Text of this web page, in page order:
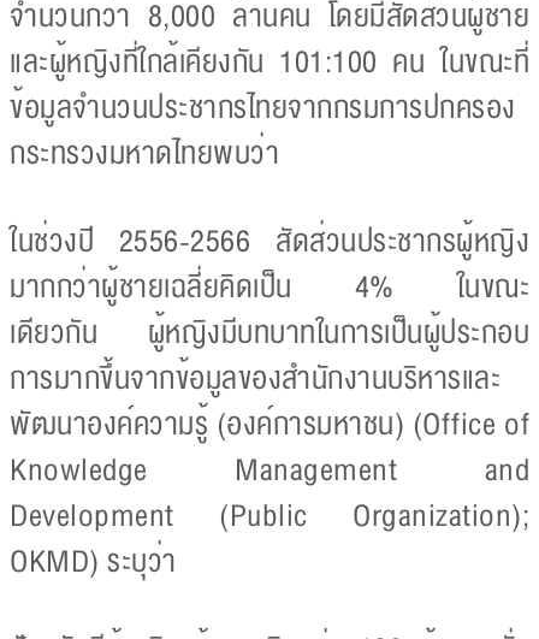
จำนวนกว่า 8,000 ล้านคน โดยมีสัดส่วนผู้ชาย
และผู้หญิงที่ใกล้เคียงกัน 101:100 คน ในขณะที่
ข้อมูลจำนวนประชากรไทยจากกรมการปกครอง
กระทรวงมหาดไทยพบว่า
ในช่วงปี 2556-2566 สัดส่วนประชากรผู้หญิง
มากกว่าผู้ชายเฉลี่ยคิดเป็น 4% ในขณะ
เดียวกัน ผู้หญิงมีบทบาทในการเป็นผู้ประกอบ
การมากขึ้นจากข้อมูลของสำนักงานบริหารและ
พัฒนาองค์ความรู้ (องค์การมหาชน) (Office of
Knowledge Management and
Development (Public Organization);
OKMD) ระบุว่า